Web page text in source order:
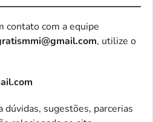
contato com a equipe
, utilize o
dúvidas, sugestões, parcerias